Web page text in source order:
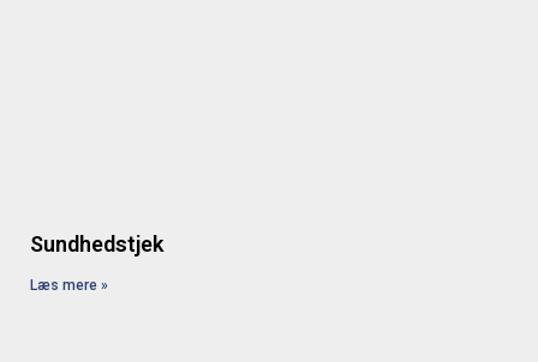
Sundhedstjek
Læs mere »